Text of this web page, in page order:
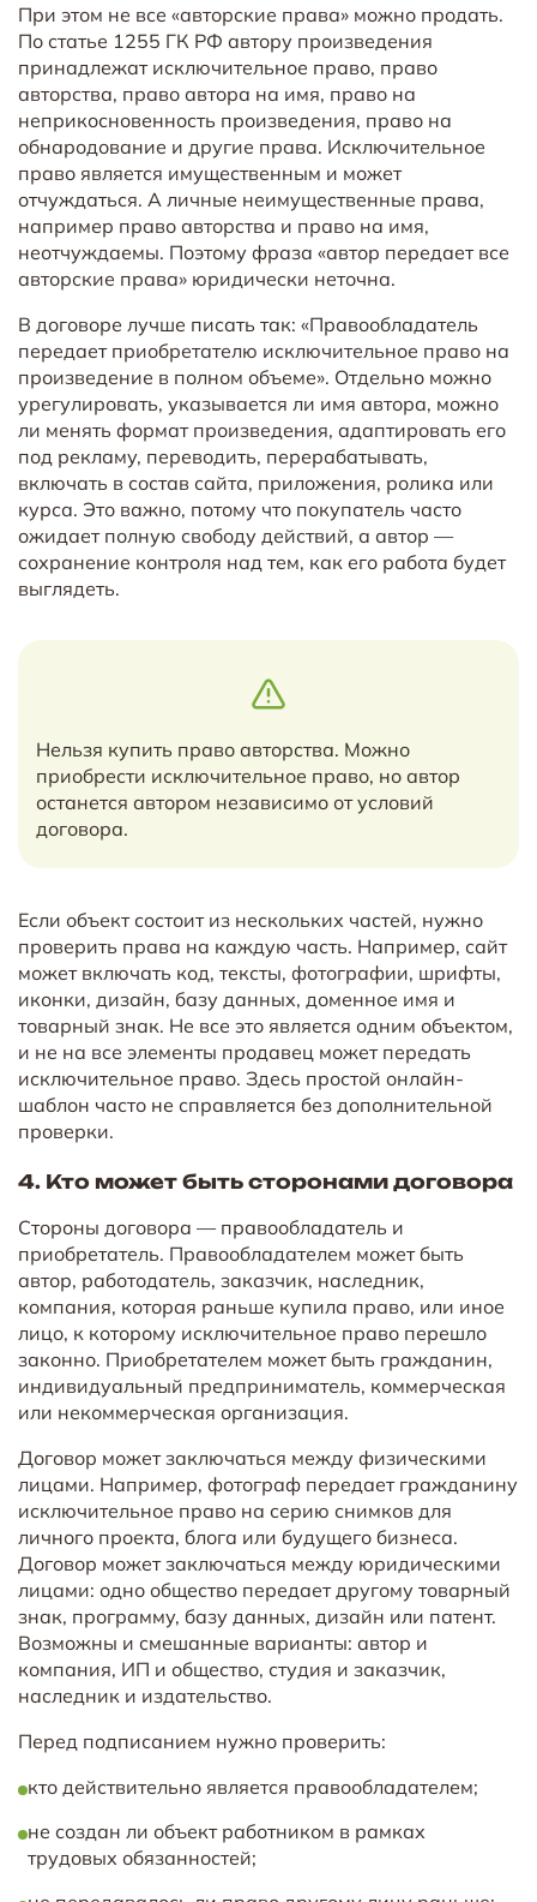
При этом не все «авторские права» можно продать.
По статье 1255 ГК РФ автору произведения
принадлежат исключительное право, право
авторства, право автора на имя, право на
неприкосновенность произведения, право на
обнародование и другие права. Исключительное
право является имущественным и может
отчуждаться. А личные неимущественные права,
например право авторства и право на имя,
неотчуждаемы. Поэтому фраза «автор передает все
авторские права» юридически неточна.
В договоре лучше писать так: «Правообладатель
передает приобретателю исключительное право на
произведение в полном объеме». Отдельно можно
урегулировать, указывается ли имя автора, можно
ли менять формат произведения, адаптировать его
под рекламу, переводить, перерабатывать,
включать в состав сайта, приложения, ролика или
курса. Это важно, потому что покупатель часто
ожидает полную свободу действий, а автор —
сохранение контроля над тем, как его работа будет
выглядеть.
Нельзя купить право авторства. Можно
приобрести исключительное право, но автор
останется автором независимо от условий
договора.
Если объект состоит из нескольких частей, нужно
проверить права на каждую часть. Например, сайт
может включать код, тексты, фотографии, шрифты,
иконки, дизайн, базу данных, доменное имя и
товарный знак. Не все это является одним объектом,
и не на все элементы продавец может передать
исключительное право. Здесь простой онлайн-
шаблон часто не справляется без дополнительной
проверки.
4. Кто может быть сторонами договора
Стороны договора — правообладатель и
приобретатель. Правообладателем может быть
автор, работодатель, заказчик, наследник,
компания, которая раньше купила право, или иное
лицо, к которому исключительное право перешло
законно. Приобретателем может быть гражданин,
индивидуальный предприниматель, коммерческая
или некоммерческая организация.
Договор может заключаться между физическими
лицами. Например, фотограф передает гражданину
исключительное право на серию снимков для
личного проекта, блога или будущего бизнеса.
Договор может заключаться между юридическими
лицами: одно общество передает другому товарный
знак, программу, базу данных, дизайн или патент.
Возможны и смешанные варианты: автор и
компания, ИП и общество, студия и заказчик,
наследник и издательство.
Перед подписанием нужно проверить:
кто действительно является правообладателем;
не создан ли объект работником в рамках
трудовых обязанностей;